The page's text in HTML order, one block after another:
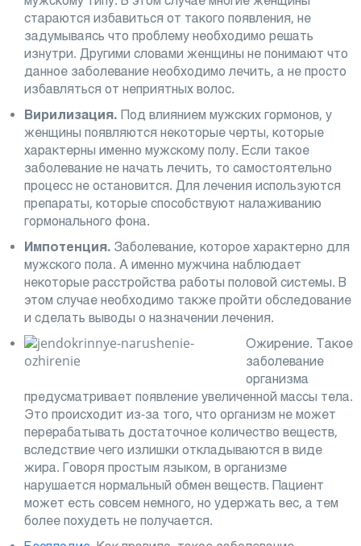
стараются избавиться от такого появления, не
задумываясь что проблему необходимо решать
изнутри. Другими словами женщины не понимают что
данное заболевание необходимо лечить, а не просто
избавляться от неприятных волос.
Вирилизация. Под влиянием мужских гормонов, у
женщины появляются некоторые черты, которые
характерны именно мужскому полу. Если такое
заболевание не начать лечить, то самостоятельно
процесс не остановится. Для лечения используются
препараты, которые способствуют налаживанию
гормонального фона.
Импотенция. Заболевание, которое характерно для
мужского пола. А именно мужчина наблюдает
некоторые расстройства работы половой системы. В
этом случае необходимо также пройти обследование
и сделать выводы о назначении лечения.
Ожирение. Такое
заболевание
организма
предусматривает появление увеличенной массы тела.
Это происходит из-за того, что организм не может
перерабатывать достаточное количество веществ,
вследствие чего излишки откладываются в виде
жира. Говоря простым языком, в организме
нарушается нормальный обмен веществ. Пациент
может есть совсем немного, но удержать вес, а тем
более похудеть не получается.